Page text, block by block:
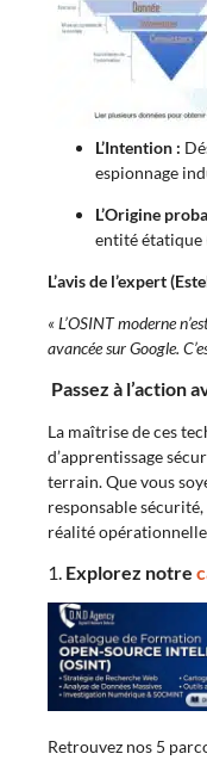
L’Intention :
espionnage
L’Origine
entité étatique
L’avis de l’expert
« L’OSINT moderne
avancée sur Google.
Passez à l’action
La maîtrise de ces
d’apprentissage
terrain. Que vous
responsable
réalité
1. Explorez notre
Retrouvez nos 5